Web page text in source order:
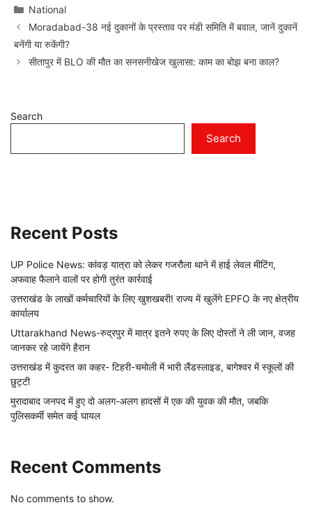
Categories
National
Moradabad-38 नई दुकानों के प्रस्ताव पर मंडी समिति में बवाल, जानें दुकानें
बनेंगी या रुकेंगी?
सीतापुर में BLO की मौत का सनसनीखेज खुलासा: काम का बोझ बना काल?
Search
Search
Recent Posts
UP Police News: कांवड़ यात्रा को लेकर गजरौला थाने में हाई लेवल मीटिंग,
अफवाह फैलाने वालों पर होगी तुरंत कार्रवाई
उत्तराखंड के लाखों कर्मचारियों के लिए खुशखबरी! राज्य में खुलेंगे EPFO के नए क्षेत्रीय
कार्यालय
Uttarakhand News-रुद्रपुर में मात्र इतने रुपए के लिए दोस्तों ने ली जान, वजह
जानकर रहे जायेंगे हैरान
उत्तराखंड में कुदरत का कहर- टिहरी-चमोली में भारी लैंडस्लाइड, बागेश्वर में स्कूलों की
छुट्टी
मुरादाबाद जनपद में हुए दो अलग-अलग हादसों में एक की युवक की मौत, जबकि
पुलिसकर्मी समेत कई घायल
Recent Comments
No comments to show.